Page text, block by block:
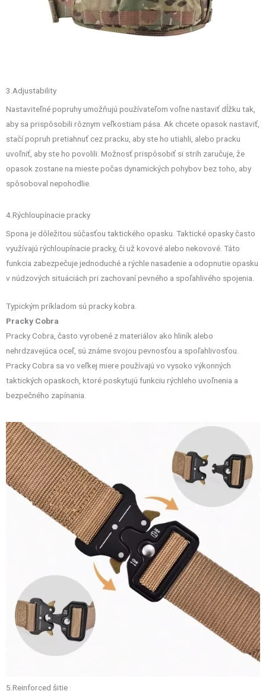
3.Adjustability
Nastaviteľné popruhy umožňujú používateľom voľne nastaviť dĺžku tak,
aby sa prispôsobili rôznym veľkostiam pása. Ak chcete opasok nastaviť,
stačí popruh pretiahnuť cez pracku, aby ste ho utiahli, alebo pracku
uvoľniť, aby ste ho povolili. Možnosť prispôsobiť si strih zaručuje, že
opasok zostane na mieste počas dynamických pohybov bez toho, aby
spôsoboval nepohodlie.
4.Rýchloupínacie pracky
Spona je dôležitou súčasťou taktického opasku. Taktické opasky často
využívajú rýchloupínacie pracky, či už kovové alebo nekovové. Táto
funkcia zabezpečuje jednoduché a rýchle nasadenie a odopnutie opasku
v núdzových situáciách pri zachovaní pevného a spoľahlivého spojenia.
Typickým príkladom sú pracky kobra.
Pracky Cobra
Pracky Cobra, často vyrobené z materiálov ako hliník alebo
nehrdzavejúca oceľ, sú známe svojou pevnosťou a spoľahlivosťou.
Pracky Cobra sa vo veľkej miere používajú vo vysoko výkonných
taktických opaskoch, ktoré poskytujú funkciu rýchleho uvoľnenia a
bezpečného zapínania.
5.Reinforced šitie